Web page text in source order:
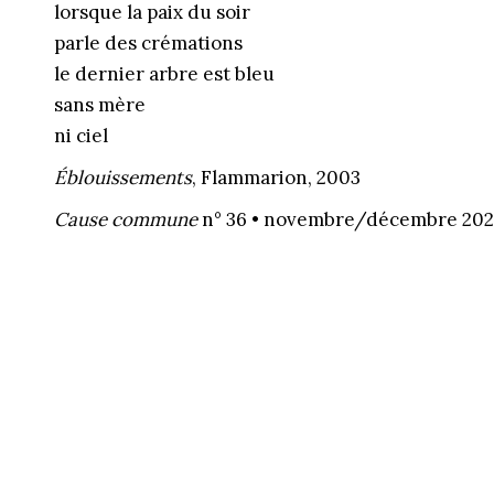
lorsque la paix du soir
parle des crémations
le dernier arbre est bleu
sans mère
ni ciel
Éblouissements, Flammarion, 2003
Cause communen° 36 • novembre/décembre